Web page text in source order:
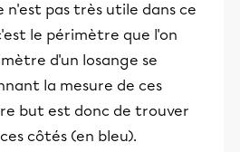
n'est pas très utile dans ce
le périmètre que l'on
d'un losange se
la mesure de ces
but est donc de trouver
côtés (en bleu).